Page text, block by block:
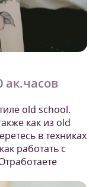
ак.часов
old school.
как из old
в техниках
работать с